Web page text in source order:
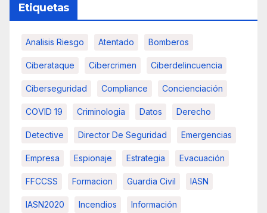
Etiquetas
Analisis Riesgo Atentado Bomberos
Ciberataque Cibercrimen Ciberdelincuencia
Ciberseguridad Compliance Concienciación
COVID 19 Criminologia Datos Derecho
Detective Director De Seguridad Emergencias
Empresa Espionaje Estrategia Evacuación
FFCCSS Formacion Guardia Civil IASN
IASN2020 Incendios Información